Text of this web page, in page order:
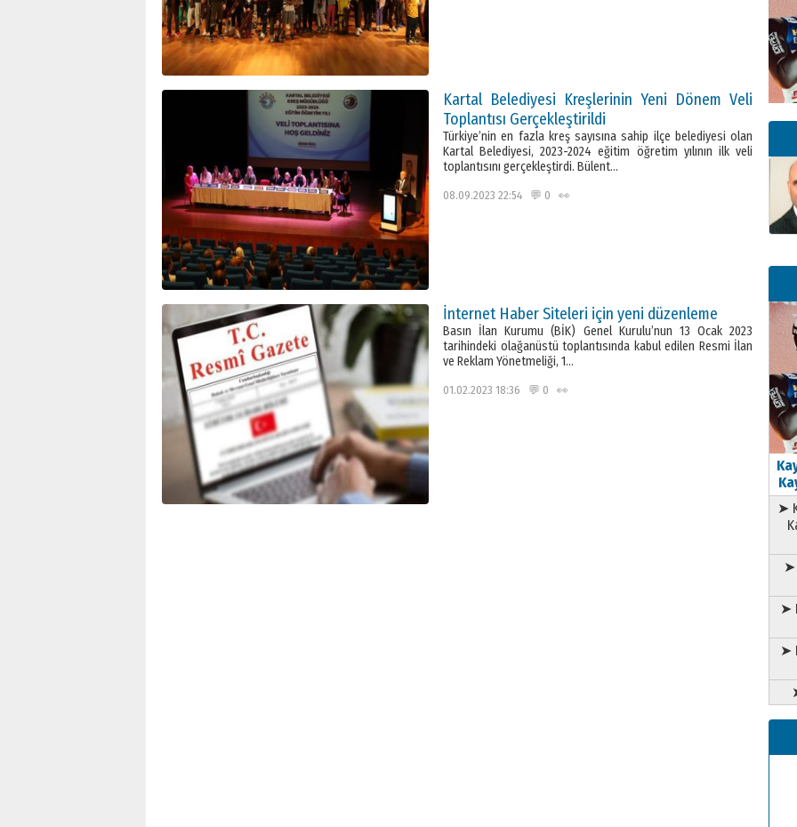
Kartal Belediyesi Kreşlerinin Yeni Dönem Veli
Toplantısı Gerçekleştirildi
Türkiye’nin en fazla kreş sayısına sahip ilçe belediyesi olan
Kartal Belediyesi, 2023-2024 eğitim öğretim yılının ilk veli
toplantısını gerçekleştirdi. Bülent…
08.09.2023 22:54 💬 0 👀
İnternet Haber Siteleri için yeni düzenleme
Basın İlan Kurumu (BİK) Genel Kurulu’nun 13 Ocak 2023
tarihindeki olağanüstü toplantısında kabul edilen Resmi İlan
ve Reklam Yönetmeliği, 1…
01.02.2023 18:36 💬 0 👀
➤
➤
➤
➤